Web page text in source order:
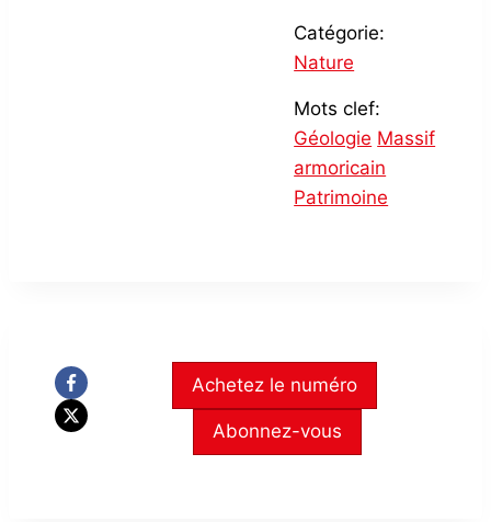
Catégorie:
Nature
Mots clef:
Géologie Massif
armoricain
Patrimoine
Achetez le numéro
Abonnez-vous